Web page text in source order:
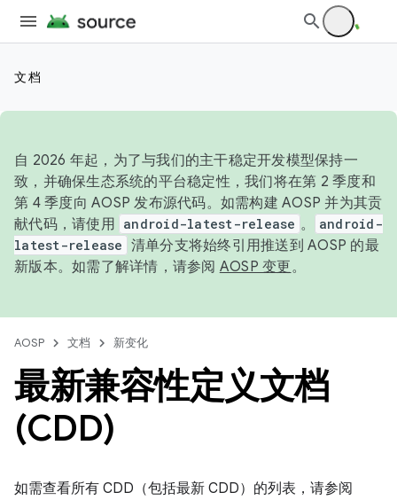
文档
自 2026 年起，为了与我们的主干稳定开发模型保持一
致，并确保生态系统的平台稳定性，我们将在第 2 季度和
第 4 季度向 AOSP 发布源代码。如需构建 AOSP 并为其贡
献代码，请使用 android-latest-release 。
android-
latest-release 清单分支将始终引用推送到 AOSP 的最
新版本。如需了解详情，请参阅 AOSP 变更。
AOSP 文档 新变化
最新兼容性定义文档
(CDD)
如需查看所有 CDD（包括最新 CDD）的列表，请参阅